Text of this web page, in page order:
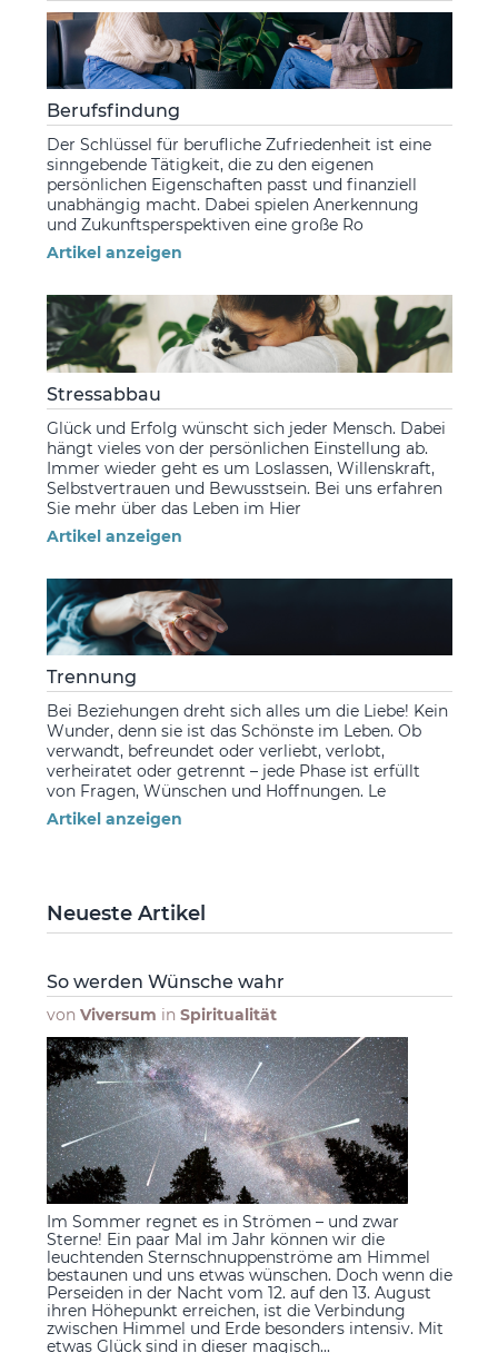
Berufsfindung
Der Schlüssel für berufliche Zufriedenheit ist eine
sinngebende Tätigkeit, die zu den eigenen
persönlichen Eigenschaften passt und finanziell
unabhängig macht. Dabei spielen Anerkennung
und Zukunftsperspektiven eine große Ro
Artikel anzeigen
Stressabbau
Glück und Erfolg wünscht sich jeder Mensch. Dabei
hängt vieles von der persönlichen Einstellung ab.
Immer wieder geht es um Loslassen, Willenskraft,
Selbstvertrauen und Bewusstsein. Bei uns erfahren
Sie mehr über das Leben im Hier
Artikel anzeigen
Trennung
Bei Beziehungen dreht sich alles um die Liebe! Kein
Wunder, denn sie ist das Schönste im Leben. Ob
verwandt, befreundet oder verliebt, verlobt,
verheiratet oder getrennt – jede Phase ist erfüllt
von Fragen, Wünschen und Hoffnungen. Le
Artikel anzeigen
Neueste Artikel
So werden Wünsche wahr
von Viversum in Spiritualität
Im Sommer regnet es in Strömen – und zwar
Sterne! Ein paar Mal im Jahr können wir die
leuchtenden Sternschnuppenströme am Himmel
bestaunen und uns etwas wünschen. Doch wenn die
Perseiden in der Nacht vom 12. auf den 13. August
ihren Höhepunkt erreichen, ist die Verbindung
zwischen Himmel und Erde besonders intensiv. Mit
etwas Glück sind in dieser magisch...